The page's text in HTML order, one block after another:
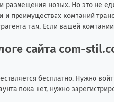
размещения новых. Но это не
преимуществах компаний
там. Если вашей
сайта com-
бесплатно. Нужно
пока нет, нужно